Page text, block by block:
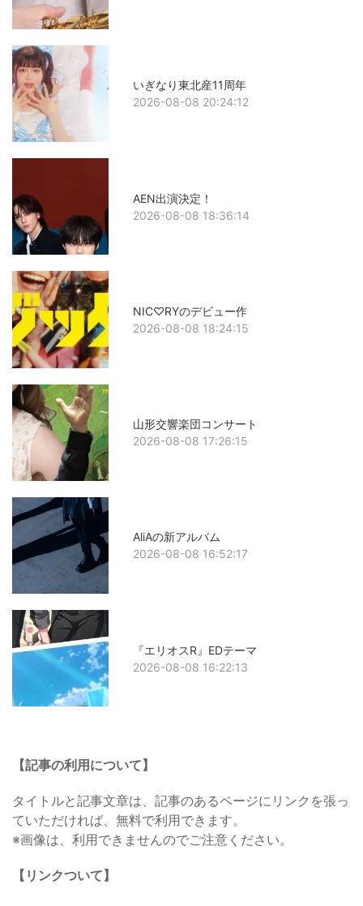
いぎなり東北産11周年
2026-08-08 20:24:12
AEN出演決定！
2026-08-08 18:36:14
NIC♡RYのデビュー作
2026-08-08 18:24:15
山形交響楽団コンサート
2026-08-08 17:26:15
AliAの新アルバム
2026-08-08 16:52:17
『エリオスR』EDテーマ
2026-08-08 16:22:13
【記事の利用について】
タイトルと記事文章は、記事のあるページにリンクを張っ
ていただければ、無料で利用できます。
※画像は、利用できませんのでご注意ください。
【リンクついて】